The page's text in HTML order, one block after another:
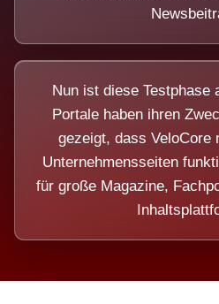
Nun ist diese Testphase
Portale haben ihren
gezeigt, dass VeloCore
Unternehmensseiten
für große Magazine,